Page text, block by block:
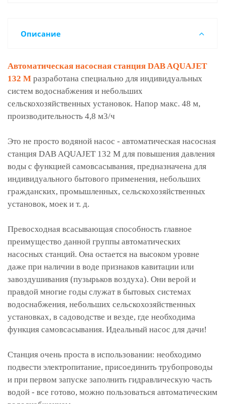
Описание
Автоматическая насосная станция DAB AQUAJET
132 M разработана специально для индивидуальных
систем водоснабжения и небольших
сельскохозяйственных установок. Напор макс. 48 м,
производительность 4,8 м3/ч
Это не просто водяной насос - автоматическая насосная
станция DAB AQUAJET 132 M для повышения давления
воды с функцией самовсасывания, предназначена для
индивидуального бытового применения, небольших
гражданских, промышленных, сельскохозяйственных
установок, моек и т. д.
Превосходная всасывающая способность главное
преимущество данной группы автоматических
насосных станций. Она остается на высоком уровне
даже при наличии в воде признаков кавитации или
завоздушивания (пузырьков воздуха). Они верой и
правдой многие годы служат в бытовых системах
водоснабжения, небольших сельскохозяйственных
установках, в садоводстве и везде, где необходима
функция самовсасывания. Идеальный насос для дачи!
Станция очень проста в использовании: необходимо
подвести электропитание, присоединить трубопроводы
и при первом запуске заполнить гидравлическую часть
водой - все готово, можно пользоваться автоматическим